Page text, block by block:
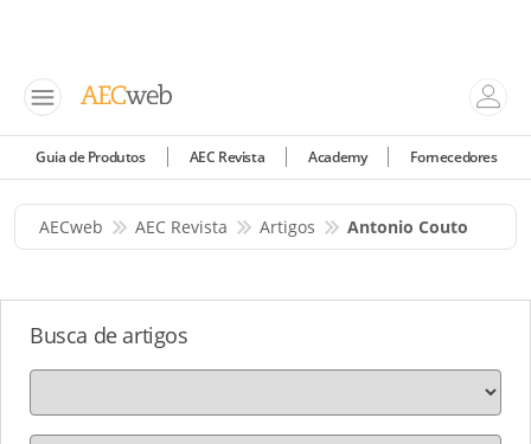
Guia de Produtos AEC Revista Academy Fornecedores
AECweb AEC Revista Artigos Antonio Couto
Busca de artigos